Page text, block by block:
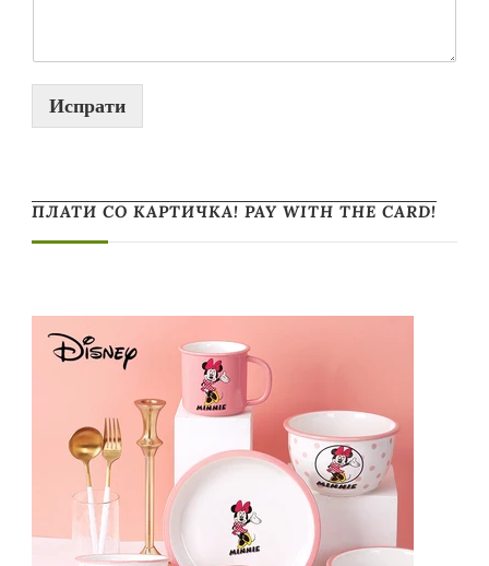
Испрати
ПЛАТИ СО КАРТИЧКА! PAY WITH THE CARD!